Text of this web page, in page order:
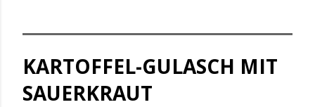
KARTOFFEL-GULASCH MIT
SAUERKRAUT